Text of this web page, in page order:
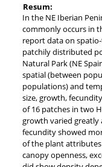
Resum:
In the NE Iberian
commonly occurs in
report data on
patchily distributed
Natural Park (NE
spatial (between
populations) and
size, growth,
of 16 patches in two
growth varied greatly
fecundity showed
of the plant
canopy openness,